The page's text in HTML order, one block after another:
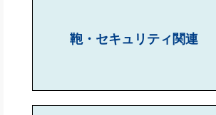
鞄・セキュリティ関連